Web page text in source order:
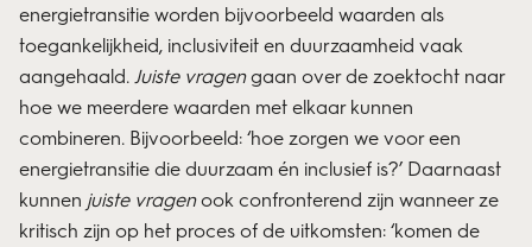
energietransitie worden bijvoorbeeld waarden als
toegankelijkheid, inclusiviteit en duurzaamheid vaak
aangehaald. Juiste vragengaan over de zoektocht naar
hoe we meerdere waarden met elkaar kunnen
combineren. Bijvoorbeeld: ‘hoe zorgen we voor een
energietransitie die duurzaam én inclusief is?’ Daarnaast
kunnen juiste vragenook confronterend zijn wanneer ze
kritisch zijn op het proces of de uitkomsten: ‘komen de